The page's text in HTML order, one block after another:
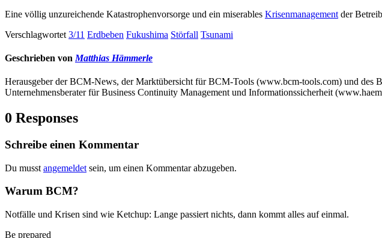
Eine völlig unzureichende Katastrophenvorsorge und ein miserables Krisenmanagement der
Verschlagwortet 3/11 Erdbeben Fukushima Störfall Tsunami
Geschrieben von Matthias Hämmerle
Herausgeber der BCM-News, der Marktübersicht für BCM-Tools (www.bcm-tools.com) und des
Unternehmensberater für Business Continuity Management und Informationssicherheit
0 Responses
Schreibe einen Kommentar
Du musst angemeldet sein, um einen Kommentar abzugeben.
Warum BCM?
Notfälle und Krisen sind wie Ketchup: Lange passiert nichts, dann kommt alles auf einmal.
Be prepared